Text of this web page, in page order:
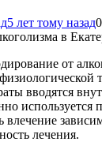
5 лет тому назад0
от
вводятся
используется
влечение
лечения.